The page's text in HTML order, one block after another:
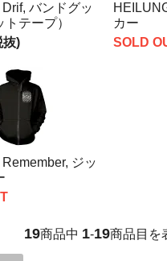
バンドグッ
テープ）
抜)
カー
SOLD
ジッ
19商品中 1-19商品目を